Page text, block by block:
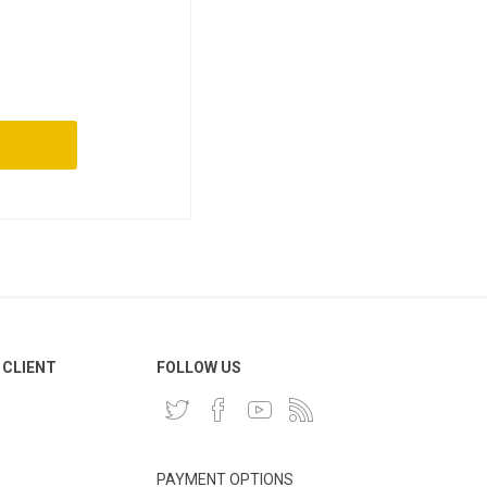
CLIENT FOLLOW US
PAYMENT OPTIONS